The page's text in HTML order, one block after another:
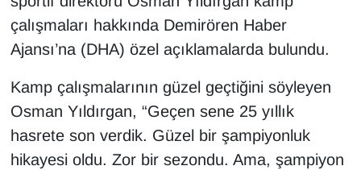
çalışmaları hakkında Demirören Haber
Ajansı’na (DHA) özel açıklamalarda bulundu.
Kamp çalışmalarının güzel geçtiğini söyleyen
Osman Yıldırgan, “Geçen sene 25 yıllık
hasrete son verdik. Güzel bir şampiyonluk
hikayesi oldu. Zor bir sezondu. Ama, şampiyon
KURDÎ
MAGAZİN
MEDYA
ONE EKONOMİ